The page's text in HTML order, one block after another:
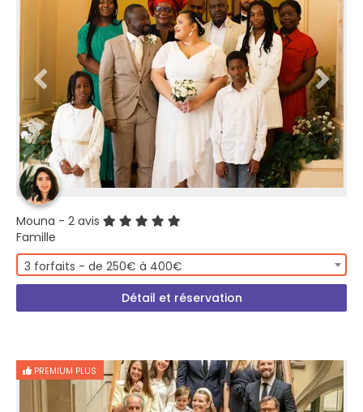
Mouna - 2 avis
Famille
3 forfaits - de 250€ à 400€
Détail et réservation
PREMIUM PLUS